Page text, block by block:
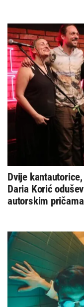
Dvije
Daria Korić
autorskim pričama